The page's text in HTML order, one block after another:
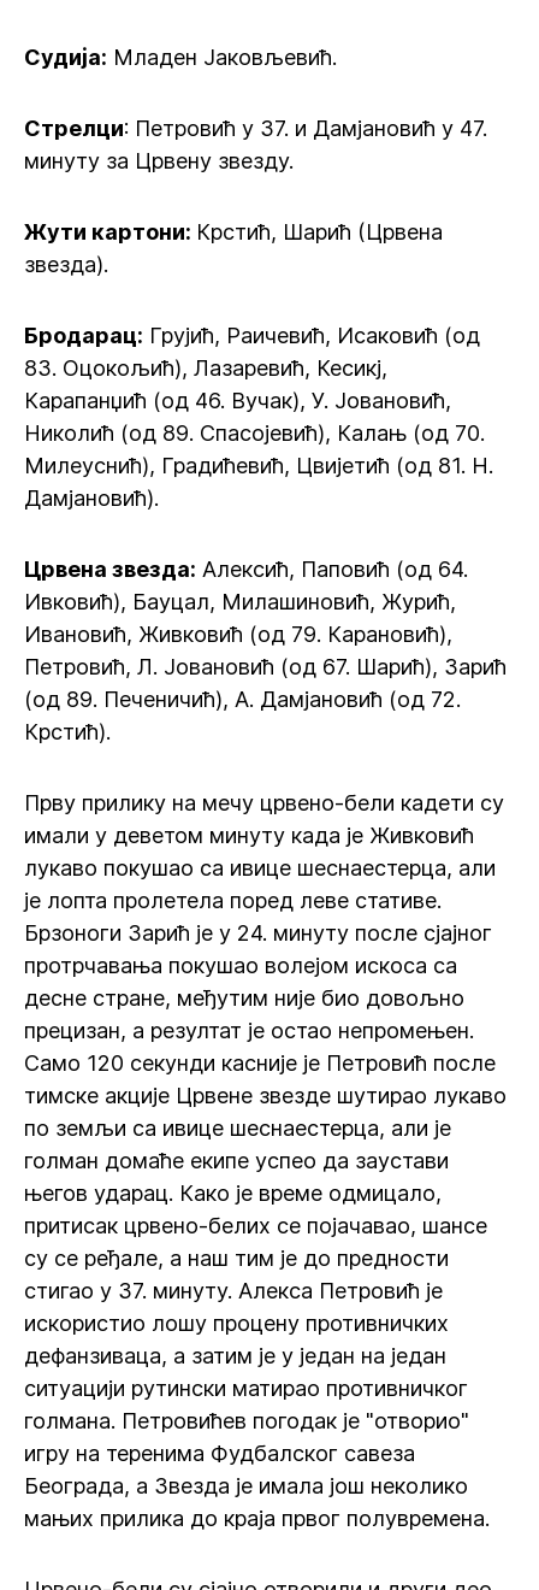
Судија: Младен Јаковљевић.
Стрелци: Петровић у 37. и Дамјановић у 47.
минуту за Црвену звезду.
Жути картони: Крстић, Шарић (Црвена
звезда).
Бродарац: Грујић, Раичевић, Исаковић (од
83. Оцокољић), Лазаревић, Кесикј,
Карапанџић (од 46. Вучак), У. Јовановић,
Николић (од 89. Спасојевић), Калањ (од 70.
Милеуснић), Градићевић, Цвијетић (од 81. Н.
Дамјановић).
Црвена звезда: Алексић, Паповић (од 64.
Ивковић), Бауцал, Милашиновић, Журић,
Ивановић, Живковић (од 79. Карановић),
Петровић, Л. Јовановић (од 67. Шарић), Зарић
(од 89. Печеничић), А. Дамјановић (од 72.
Крстић).
Прву прилику на мечу црвено-бели кадети су
имали у деветом минуту када је Живковић
лукаво покушао са ивице шеснаестерца, али
је лопта пролетела поред леве стативе.
Брзоноги Зарић је у 24. минуту после сјајног
протрчавања покушао волејом искоса са
десне стране, међутим није био довољно
прецизан, а резултат је остао непромењен.
Само 120 секунди касније је Петровић после
тимске акције Црвене звезде шутирао лукаво
по земљи са ивице шеснаестерца, али је
голман домаће екипе успео да заустави
његов ударац. Како је време одмицало,
притисак црвено-белих се појачавао, шансе
су се ређале, а наш тим је до предности
стигао у 37. минуту. Алекса Петровић је
искористио лошу процену противничких
дефанзиваца, а затим је у један на један
ситуацији рутински матирао противничког
голмана. Петровићев погодак је "отворио"
игру на теренима Фудбалског савеза
Београда, а Звезда је имала још неколико
мањих прилика до краја првог полувремена.